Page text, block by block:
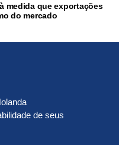
medida que exportações
do mercado
de seus